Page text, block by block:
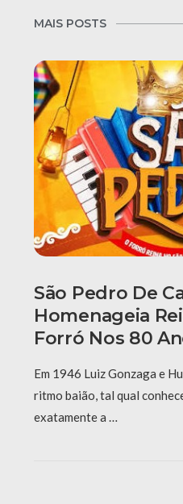
MAIS POSTS
São Pedro De
Homenageia
Forró Nos 80
Em 1946 Luiz Gonzaga e
ritmo baião, tal qual
exatamente a …